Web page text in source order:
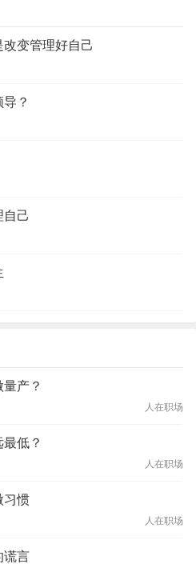
变管理好自己
？
自己
产？
人在职场
低？
人在职场
习惯
人在职场
谎言